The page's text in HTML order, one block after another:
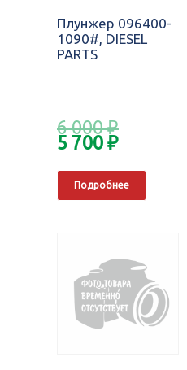
Плунжер 096400-
1090#, DIESEL
PARTS
6 000₽
5 700₽
Подробнее